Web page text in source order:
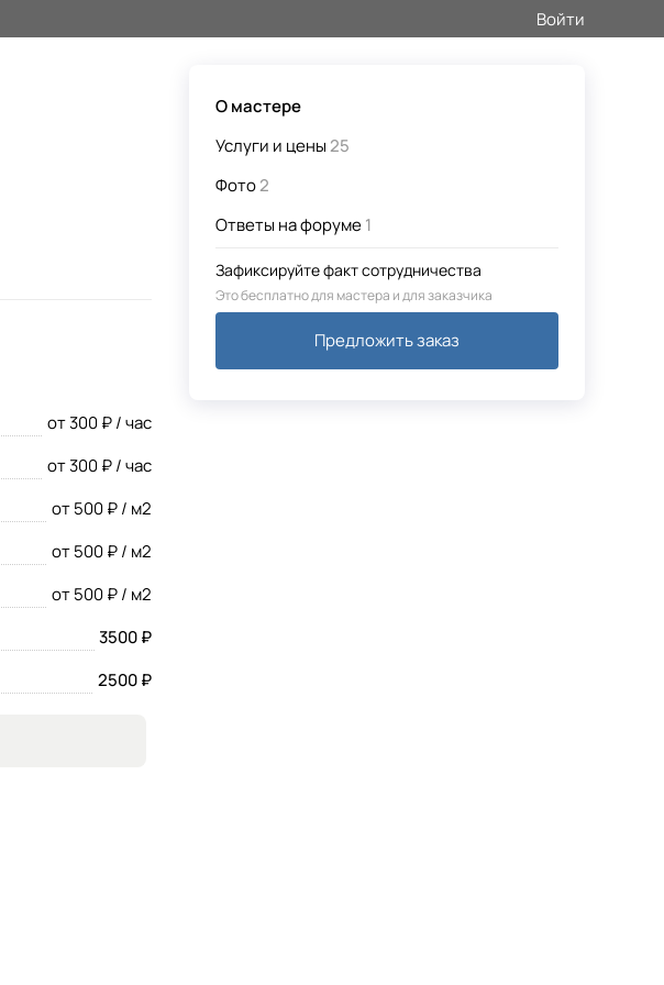
Войти
О мастере
Услуги и цены25
Фото2
Ответы на форуме1
Зафиксируйте факт сотрудничества
Это бесплатно для мастера и для заказчика
Предложить заказ
от 300 ₽ / час
от 300 ₽ / час
от 500 ₽ / м2
от 500 ₽ / м2
от 500 ₽ / м2
3500 ₽
2500 ₽